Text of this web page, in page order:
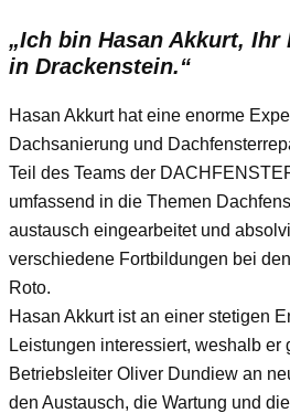
„Ich bin Hasan Akkurt, Ihr
in Drackenstein.“
Hasan Akkurt hat eine enorme
Dachsanierung und
Teil des Teams der
umfassend in die Themen
austausch eingearbeitet und
verschiedene Fortbildungen bei
Roto.
Hasan Akkurt ist an einer stetigen
Leistungen interessiert, weshalb er
Betriebsleiter Oliver Dundiew an
den Austausch, die Wartung und